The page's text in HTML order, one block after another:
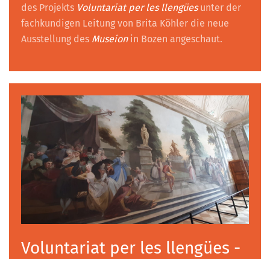
des Projekts Voluntariat per les llengüesunter der
fachkundigen Leitung von Brita Köhler die neue
Ausstellung des Museionin Bozen angeschaut.
Voluntariat per les llengües -